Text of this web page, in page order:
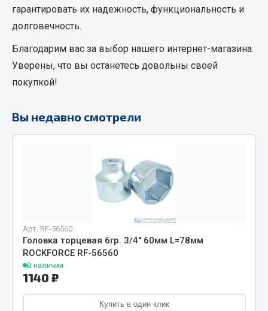
Тройники
Трубки, муфты, гайки
Фитинги
Штуцеры
Инструмент
Автомобильный инструмент
Измерительный инструмент
Крепежный инструмент
Силовое оборудование
Слесарный инструмент
Столярный инструмент
гарантировать их надежность, функциональность и
долговечность.
Благодарим вас за выбор нашего интернет-магазина.
Уверены, что вы останетесь довольны своей
покупкой!
Вы недавно смотрели
Арт. RF-56560
Головка торцевая 6гр. 3/4" 60мм L=78мм
ROCKFORCE RF-56560
В наличии
1140 ₽
Купить в один клик